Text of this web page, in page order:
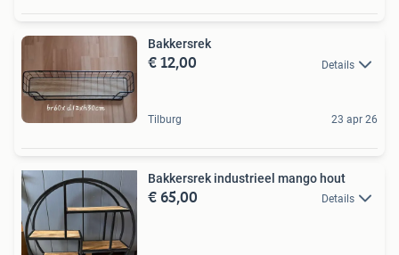
Bakkersrek
€ 12,00 Details
Tilburg 23 apr 26
Bakkersrek industrieel mango hout
€ 65,00 Details